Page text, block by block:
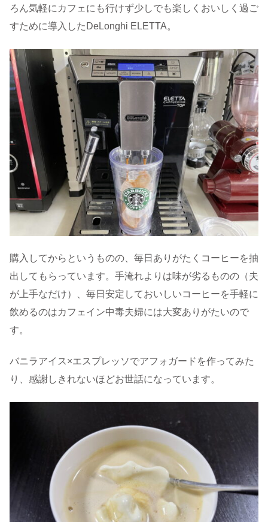
ろん気軽にカフェにも行けず少しでも楽しくおいしく過ご
すために導入したDeLonghi ELETTA。
購入してからというものの、毎日ありがたくコーヒーを抽
出してもらっています。手淹れよりは味が劣るものの（夫
が上手なだけ）、毎日安定しておいしいコーヒーを手軽に
飲めるのはカフェイン中毒夫婦には大変ありがたいので
す。
バニラアイス×エスプレッソでアフォガードを作ってみた
り、感謝しきれないほどお世話になっています。